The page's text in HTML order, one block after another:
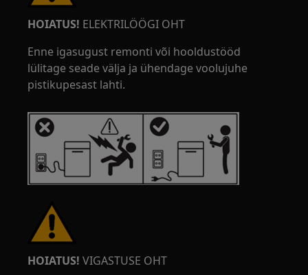
HOIATUS! ELEKTRILÖÖGI OHT
Enne igasugust remonti või hooldustööd
lülitage seade välja ja ühendage voolujuhe
pistikupesast lahti.
HOIATUS! VIGASTUSE OHT